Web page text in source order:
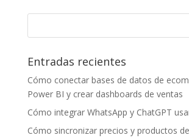
Entradas recientes
Cómo conectar bases de datos de
Power BI y crear dashboards de ventas
Cómo integrar WhatsApp y ChatGPT
Cómo sincronizar precios y productos